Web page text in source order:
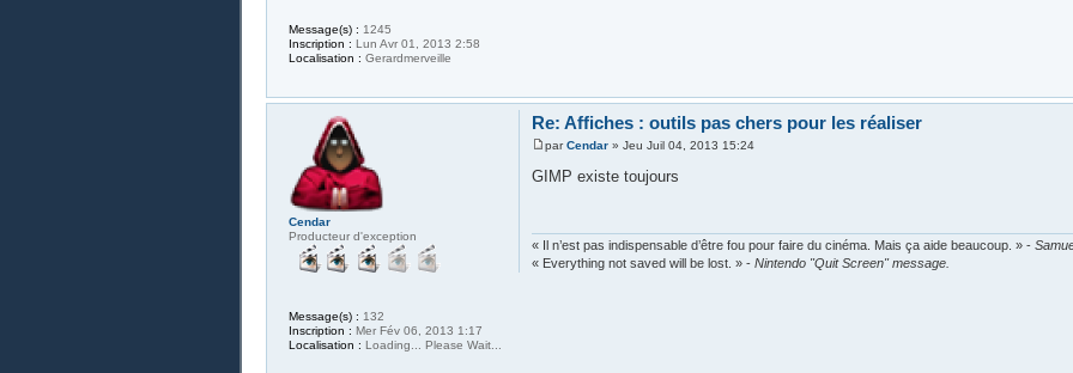
Message(s) : 1245
Inscription : Lun Avr 01, 2013 2:58
Localisation : Gerardmerveille
Re: Affiches : outils pas chers pour les réaliser
parCendar» Jeu Juil 04, 2013 15:24
GIMP existe toujours
« Il n’est pas indispensable d’être fou pour faire du cinéma. Mais ça aide beaucoup. » -
« Everything not saved will be lost. » - Nintendo "Quit Screen" message.
Cendar
Producteur d'exception
Message(s) : 132
Inscription : Mer Fév 06, 2013 1:17
Localisation : Loading... Please Wait...